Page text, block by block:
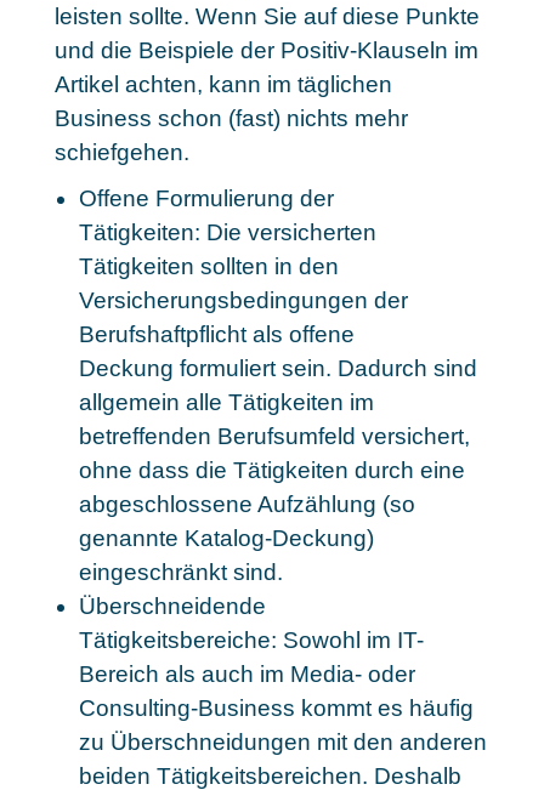
leisten sollte. Wenn Sie auf diese Punkte
und die Beispiele der Positiv-Klauseln im
Artikel achten, kann im täglichen
Business schon (fast) nichts mehr
schiefgehen.
Offene Formulierung der
Tätigkeiten: Die versicherten
Tätigkeiten sollten in den
Versicherungsbedingungen der
Berufshaftpflicht als offene
Deckung formuliert sein. Dadurch sind
allgemein alle Tätigkeiten im
betreffenden Berufsumfeld versichert,
ohne dass die Tätigkeiten durch eine
abgeschlossene Aufzählung (so
genannte Katalog-Deckung)
eingeschränkt sind.
Überschneidende
Tätigkeitsbereiche: Sowohl im IT-
Bereich als auch im Media- oder
Consulting-Business kommt es häufig
zu Überschneidungen mit den anderen
beiden Tätigkeitsbereichen. Deshalb